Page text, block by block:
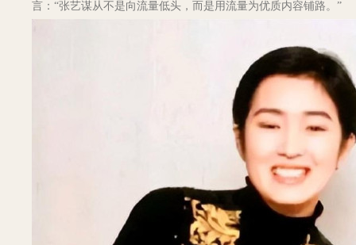
言：“张艺谋从不是向流量低头，而是用流量为优质内容铺路。”